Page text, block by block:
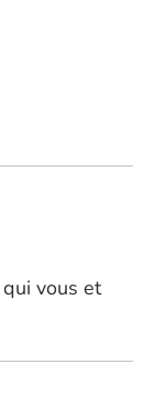
vous et